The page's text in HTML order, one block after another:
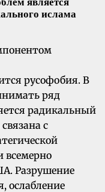
ислама
русофобия. В
ряд
радикальный
с
всемерно
Разрушение
ослабление